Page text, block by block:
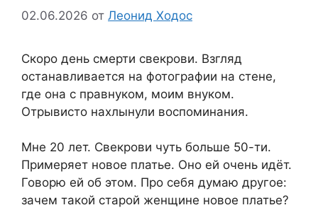
02.06.2026 от Леонид Ходос
Скоро день смерти свекрови. Взгляд
останавливается на фотографии на стене,
где она с правнуком, моим внуком.
Отрывисто нахлынули воспоминания.
Мне 20 лет. Свекрови чуть больше 50-ти.
Примеряет новое платье. Оно ей очень идёт.
Говорю ей об этом. Про себя думаю другое:
зачем такой старой женщине новое платье?